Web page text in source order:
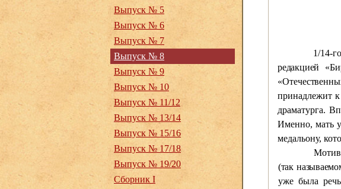
1/14-
редакцией
принадлежит
драматурга.
Именно, мать
медальону,
Мотив
(так
уже была
Выпуск № 5
Выпуск № 6
Выпуск № 7
Выпуск № 8
Выпуск № 9
Выпуск № 10
Выпуск № 11/12
Выпуск № 13/14
Выпуск № 15/16
Выпуск № 17/18
Выпуск № 19/20
Сборник I